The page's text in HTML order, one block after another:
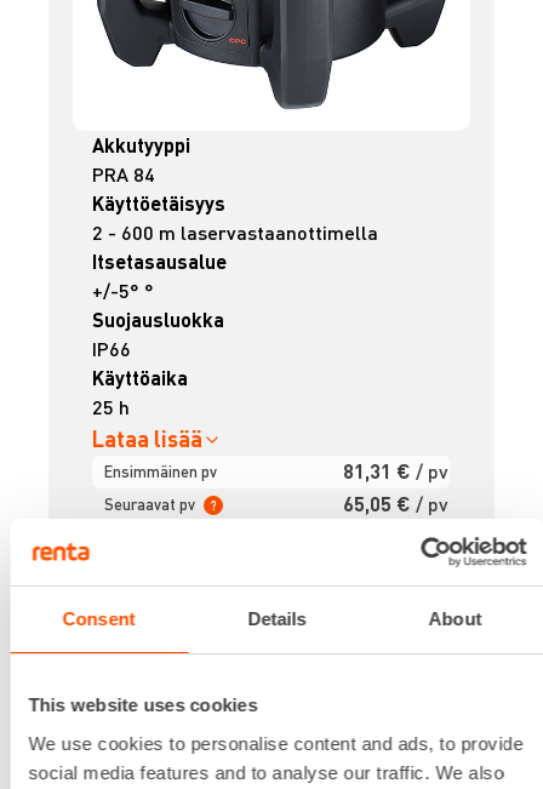
Consent Details About
This website uses cookies
We use cookies to personalise content and ads, to provide
social media features and to analyse our traffic. We also
Akkutyyppi
PRA 84
Käyttöetäisyys
2 - 600 m laservastaanottimella
Itsetasausalue
+/-5° °
Suojausluokka
IP66
Käyttöaika
25 h
Lataa lisää
Ensimmäinen pv 81,31 € / pv
Seuraavat pv ? 65,05 € / pv
/ kk
RAUDOITTEENSITOJA, MAX